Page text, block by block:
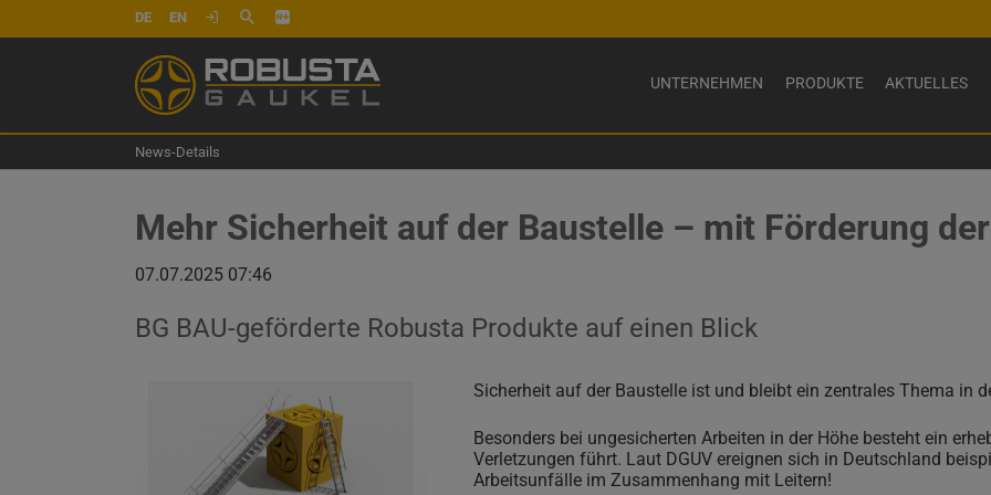
DE EN
UNTERNEHMEN
Zertifizierungen
PRODUKTE
3. Sicherheitstechnik
9. Sonstiges Zubehör
AKTUELLES
Pressebilder
Baustellen &
Stuttgart 21
News-Details
Mehr Sicherheit auf der Baustelle – mit Förderung der
07.07.2025 07:46
BG BAU-geförderte Robusta Produkte auf einen Blick
Sicherheit auf der Baustelle ist und bleibt ein zentrales Thema in
Besonders bei ungesicherten Arbeiten in der Höhe besteht ein
Verletzungen führt. Laut DGUV ereignen sich in Deutschland
Arbeitsunfälle im Zusammenhang mit Leitern!